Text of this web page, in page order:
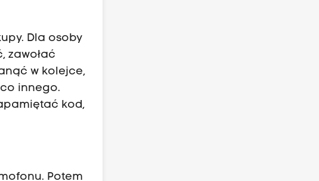
Dla osoby
zawołać
w kolejce,
innego.
kod,
Potem